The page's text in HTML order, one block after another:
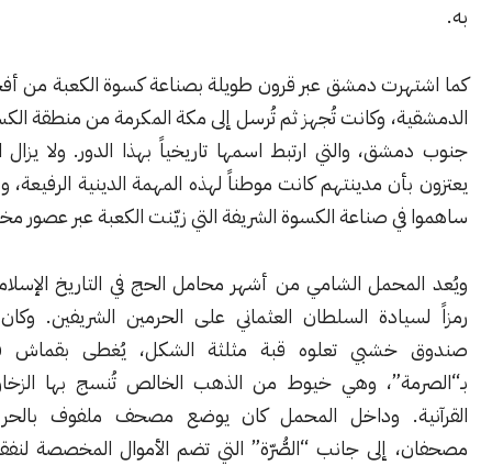
دمشق عبر قرون طويلة بصناعة كسوة الكعبة من أفخر الأقمشة
وكانت تُجهز ثم تُرسل إلى مكة المكرمة من منطقةالكسوةالواقعة
والتي ارتبط اسمها تاريخياً بهذا الدور. ولا يزال الدمشقيون
مدينتهم كانت موطناً لهذه المهمة الدينية الرفيعة، وأن حرفييها
صناعة الكسوة الشريفة التي زيّنت الكعبة عبر عصور مختلفة.
الشامي من أشهر محامل الحج في التاريخ الإسلامي، إذ مثّل
السلطان العثماني على الحرمين الشريفين. وكان عبارة عن
تعلوه قبة مثلثة الشكل، يُغطى بقماش فاخر مطرز
وهي خيوط من الذهب الخالص تُنسج بها الزخارف والآيات
وداخل المحمل كان يوضع مصحف ملفوف بالحرير، وأحياناً
إلى جانب “الصُّرّة” التي تضم الأموال المخصصة لنفقات الحجاج